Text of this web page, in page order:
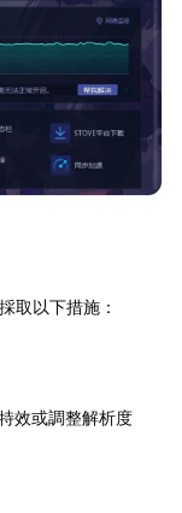
取以下措施：
效或調整解析度